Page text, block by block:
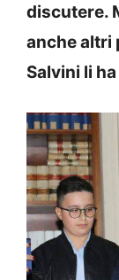
discutere.
anche altri
Salvini li